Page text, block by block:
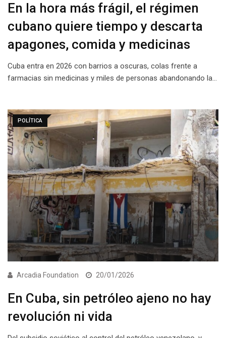
En la hora más frágil, el régimen
cubano quiere tiempo y descarta
apagones, comida y medicinas
Cuba entra en 2026 con barrios a oscuras, colas frente a
farmacias sin medicinas y miles de personas abandonando la…
POLÍTICA
Arcadia Foundation 20/01/2026
En Cuba, sin petróleo ajeno no hay
revolución ni vida